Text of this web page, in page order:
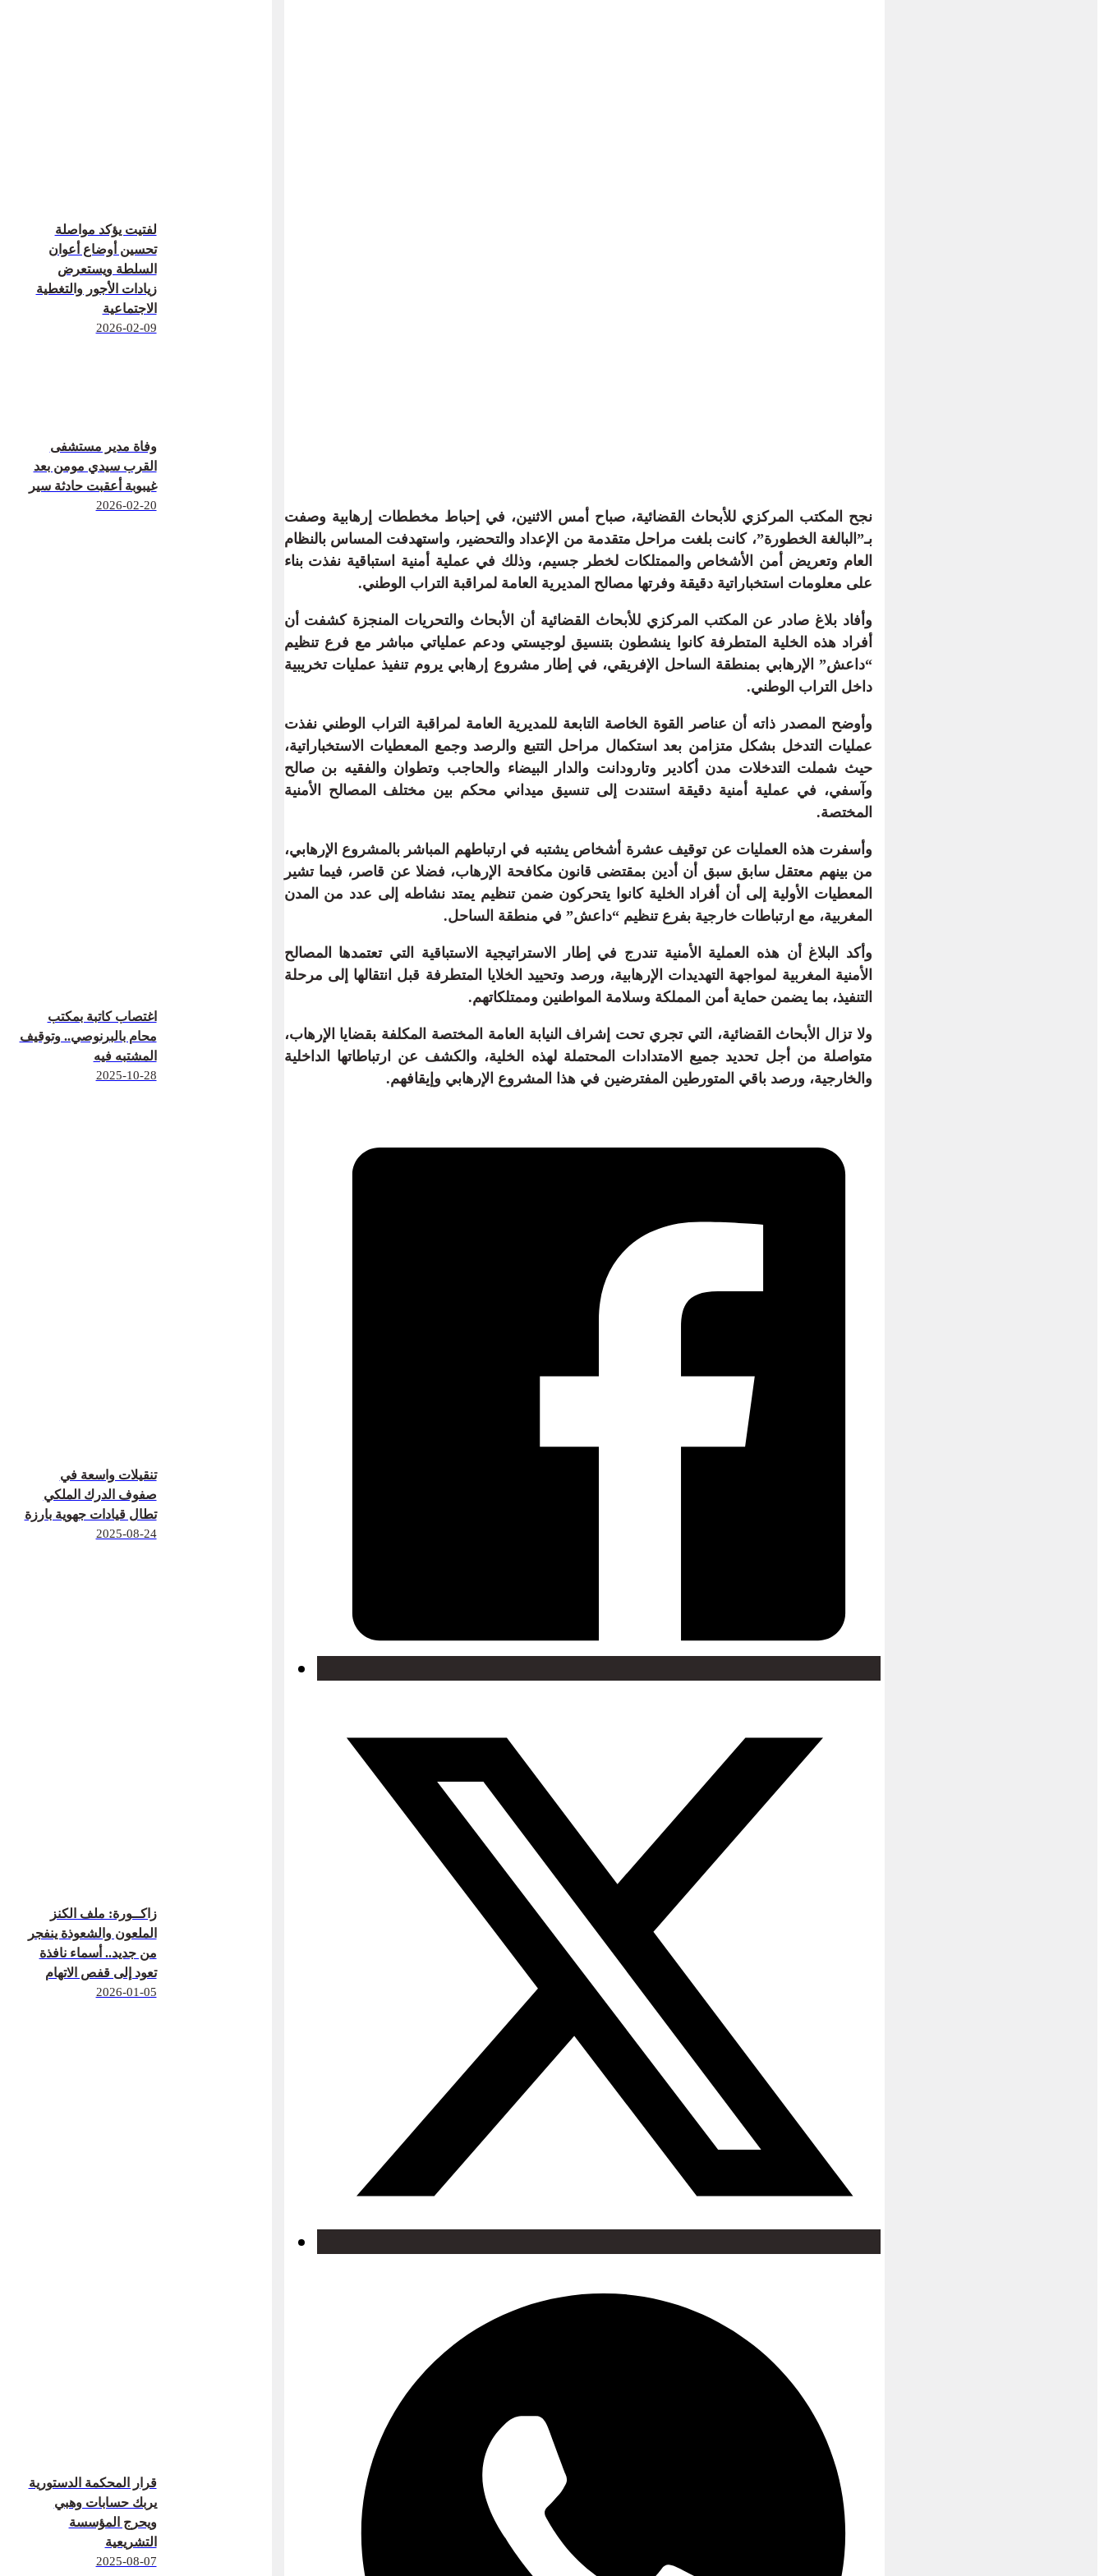
لفتيت يؤكد مواصلة
تحسين أوضاع أعوان
السلطة ويستعرض
زيادات الأجور والتغطية
الاجتماعية
2026-02-09
وفاة مدير مستشفى
القرب سيدي مومن بعد
غيبوبة أعقبت حادثة سير
2026-02-20
اغتصاب كاتبة بمكتب
محام بالبرنوصي.. وتوقيف
المشتبه فيه
2025-10-28
تنقيلات واسعة في
صفوف الدرك الملكي
تطال قيادات جهوية بارزة
2025-08-24
زاكــورة: ملف الكنز
الملعون والشعوذة ينفجر
من جديد.. أسماء نافذة
تعود إلى قفص الاتهام
2026-01-05
قرار المحكمة الدستورية
يربك حسابات وهبي
ويحرج المؤسسة
التشريعية
2025-08-07
نجح المكتب المركزي للأبحاث القضائية، صباح أمس الاثنين، في إحباط مخططات إرهابية وصفت
بـ”البالغة الخطورة”، كانت بلغت مراحل متقدمة من الإعداد والتحضير، واستهدفت المساس بالنظام
العام وتعريض أمن الأشخاص والممتلكات لخطر جسيم، وذلك في عملية أمنية استباقية نفذت بناء
على معلومات استخباراتية دقيقة وفرتها مصالح المديرية العامة لمراقبة التراب الوطني.
وأفاد بلاغ صادر عن المكتب المركزي للأبحاث القضائية أن الأبحاث والتحريات المنجزة كشفت أن
أفراد هذه الخلية المتطرفة كانوا ينشطون بتنسيق لوجيستي ودعم عملياتي مباشر مع فرع تنظيم
“داعش” الإرهابي بمنطقة الساحل الإفريقي، في إطار مشروع إرهابي يروم تنفيذ عمليات تخريبية
داخل التراب الوطني.
وأوضح المصدر ذاته أن عناصر القوة الخاصة التابعة للمديرية العامة لمراقبة التراب الوطني نفذت
عمليات التدخل بشكل متزامن بعد استكمال مراحل التتبع والرصد وجمع المعطيات الاستخباراتية،
حيث شملت التدخلات مدن أكادير وتارودانت والدار البيضاء والحاجب وتطوان والفقيه بن صالح
وآسفي، في عملية أمنية دقيقة استندت إلى تنسيق ميداني محكم بين مختلف المصالح الأمنية
المختصة.
وأسفرت هذه العمليات عن توقيف عشرة أشخاص يشتبه في ارتباطهم المباشر بالمشروع الإرهابي،
من بينهم معتقل سابق سبق أن أدين بمقتضى قانون مكافحة الإرهاب، فضلا عن قاصر، فيما تشير
المعطيات الأولية إلى أن أفراد الخلية كانوا يتحركون ضمن تنظيم يمتد نشاطه إلى عدد من المدن
المغربية، مع ارتباطات خارجية بفرع تنظيم “داعش” في منطقة الساحل.
وأكد البلاغ أن هذه العملية الأمنية تندرج في إطار الاستراتيجية الاستباقية التي تعتمدها المصالح
الأمنية المغربية لمواجهة التهديدات الإرهابية، ورصد وتحييد الخلايا المتطرفة قبل انتقالها إلى مرحلة
التنفيذ، بما يضمن حماية أمن المملكة وسلامة المواطنين وممتلكاتهم.
ولا تزال الأبحاث القضائية، التي تجري تحت إشراف النيابة العامة المختصة المكلفة بقضايا الإرهاب،
متواصلة من أجل تحديد جميع الامتدادات المحتملة لهذه الخلية، والكشف عن ارتباطاتها الداخلية
والخارجية، ورصد باقي المتورطين المفترضين في هذا المشروع الإرهابي وإيقافهم.